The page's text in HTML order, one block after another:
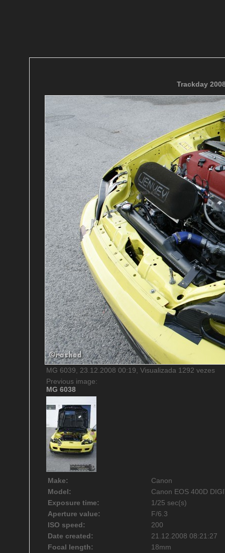
Trackday
MG 6039, 23.12.2008 00:19, Visualizada 1292 vezes
Previous image:
MG 6038
Make:
Canon
Model:
Canon EOS 400D
Exposure time:
1/25 sec(s)
Aperture value:
F/6.3
ISO speed:
200
Date created:
21.12.2008 08:21:27
Focal length:
18mm